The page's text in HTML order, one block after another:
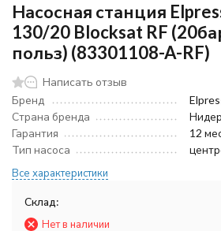
Насосная станция
130/20 Blocksat RF
польз) (83301108-A-RF)
Написать отзыв
Бренд
Страна бренда
Гарантия
12
Тип насоса
Все характеристики
Склад:
Нет в наличии